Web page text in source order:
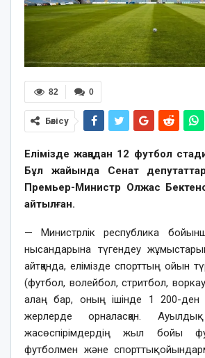
0
82
Бөлісу
Елімізде жаңадан 12 футбол
Бұл жайында Сенат
Премьер-Министр Олжас
айтылған.
— Министрлік республика
нысандарына түгендеу
айтқанда, елімізде спорттың ойын
(футбол, волейбол, стритбол,
алаң бар, оның ішінде 1 200-ден
жерлерде орналасқан.
жасөспірімдердің жыл бойы
футболмен және спорттық